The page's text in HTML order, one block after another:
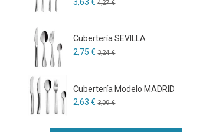
4,27 €
Cubertería SEVILLA
2,75 € 3,24 €
Cubertería Modelo MADRID
2,63 € 3,09 €